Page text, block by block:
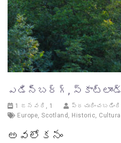
ఎడిన్బర్గ్, స్కాట్లాండ్
1 జనవరి, 1
ప్రచురించబడింది
Europe, Scotland , Historic, Cultural
అవలోకనం